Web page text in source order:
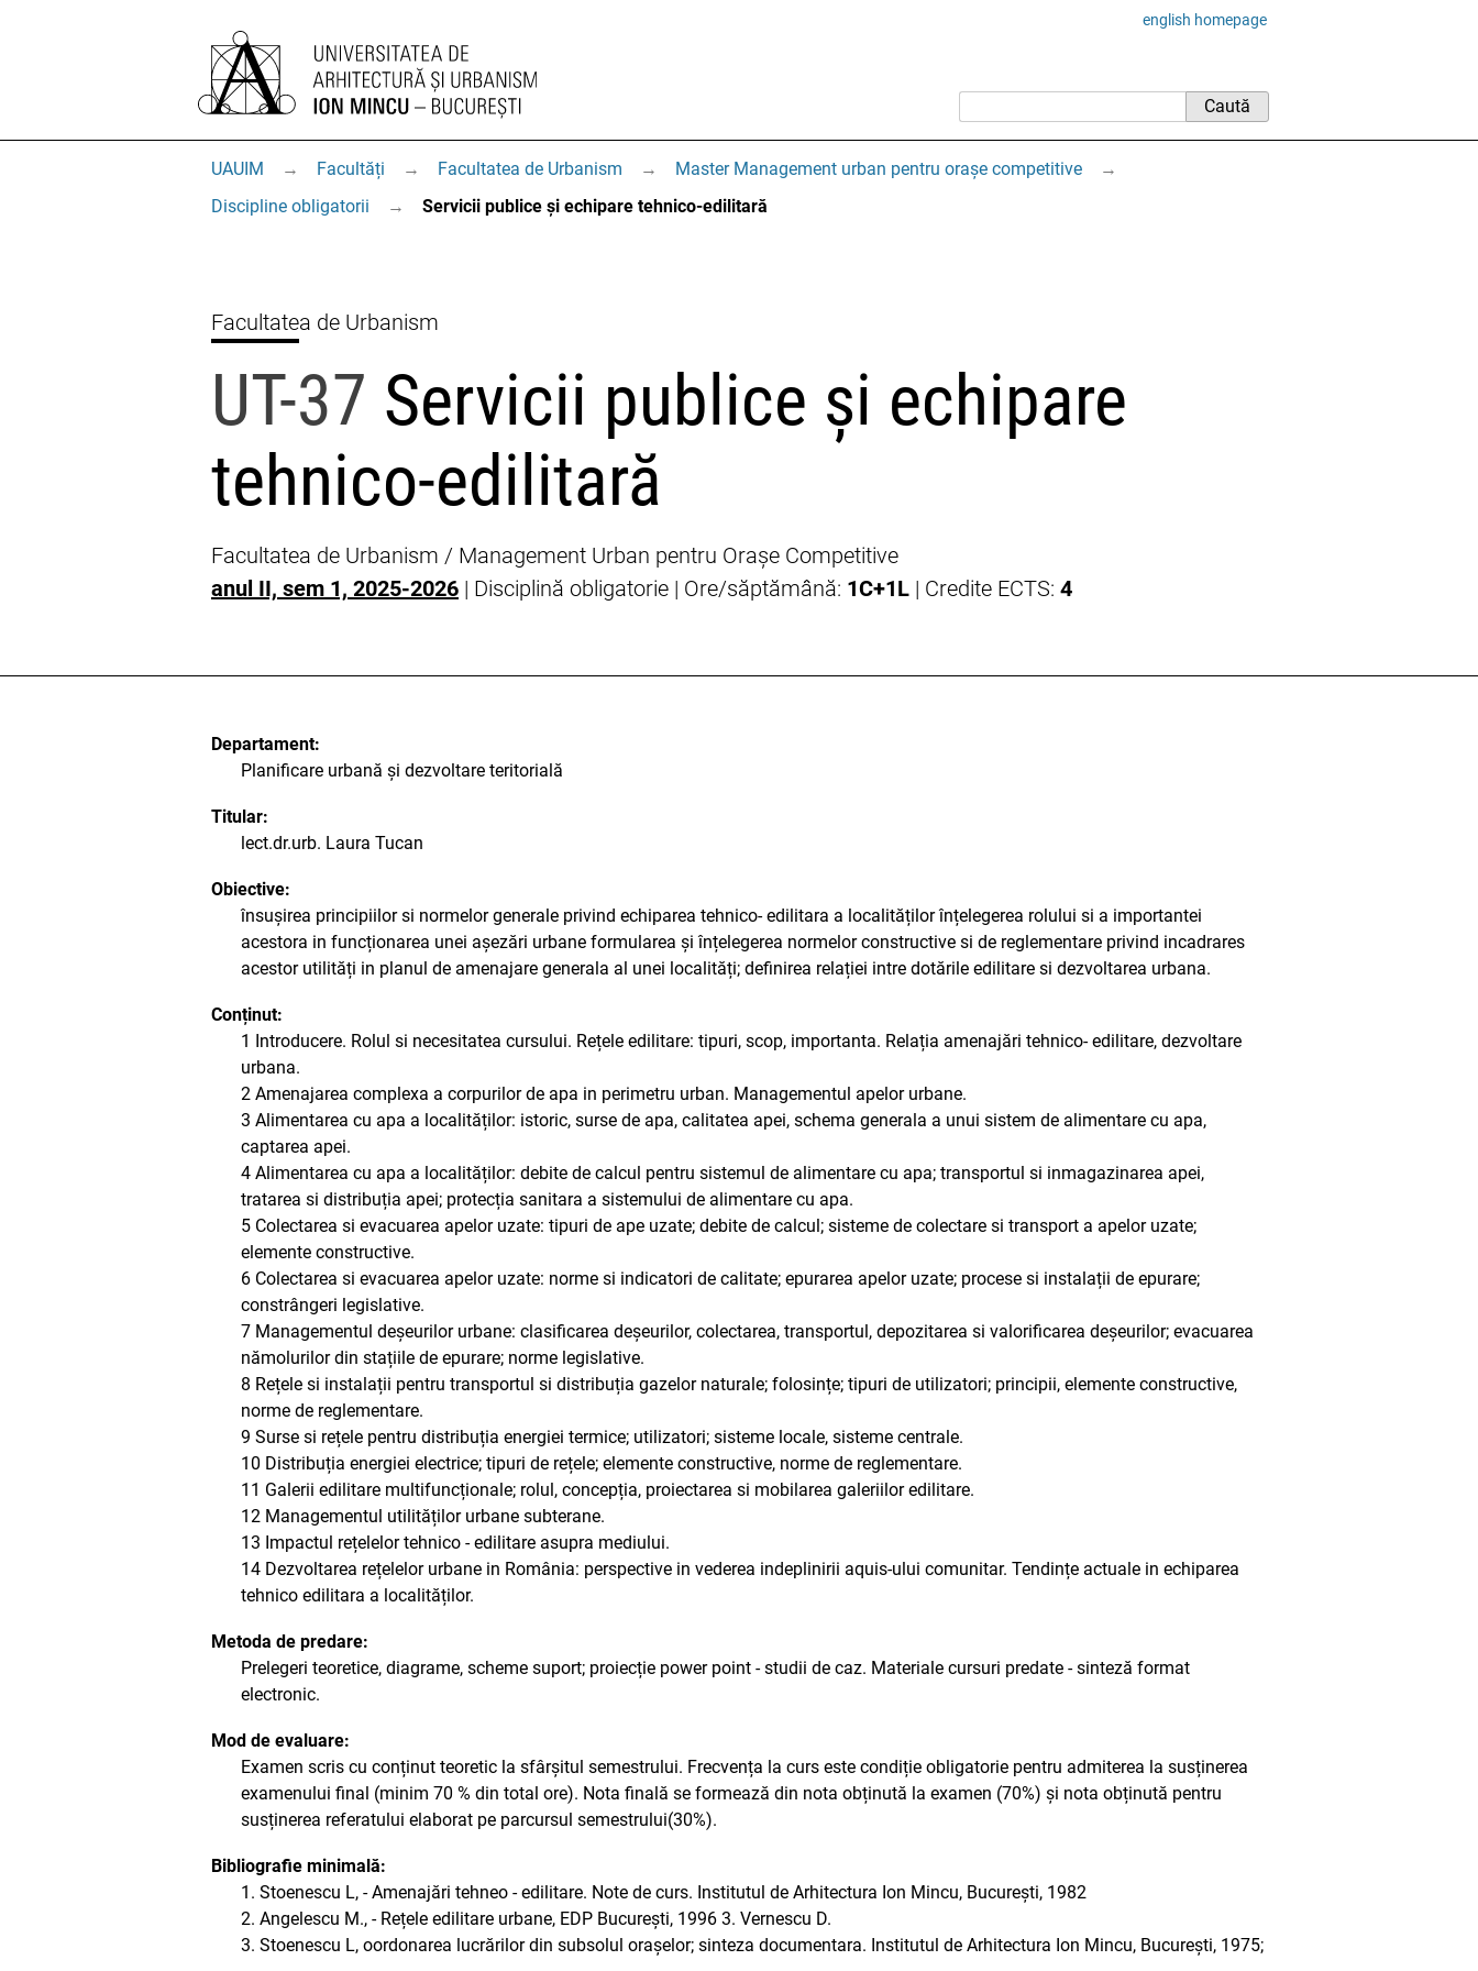
english homepage
UAUIM → Facultăți → Facultatea de Urbanism → Master Management urban pentru orașe competitive
→
Discipline obligatorii
→ Servicii publice și echipare tehnico-edilitară
Facultatea de Urbanism
UT-37 Servicii publice și echipare
tehnico-edilitară
Facultatea de Urbanism / Management Urban pentru Orașe Competitive
anul II, sem 1, 2025-2026 | Disciplină obligatorie | Ore/săptămână: 1C+1L | Credite ECTS: 4
Departament:
Planificare urbană și dezvoltare teritorială
Titular:
lect.dr.urb. Laura Tucan
Obiective:
însușirea principiilor si normelor generale privind echiparea tehnico- edilitara a localităților înțelegerea rolului si a importantei
acestora in funcționarea unei așezări urbane formularea și înțelegerea normelor constructive si de reglementare privind incadrares
acestor utilități in planul de amenajare generala al unei localități; definirea relației intre dotările edilitare si dezvoltarea urbana.
Conținut:
1 Introducere. Rolul si necesitatea cursului. Rețele edilitare: tipuri, scop, importanta. Relația amenajări tehnico- edilitare, dezvoltare
urbana.
2 Amenajarea complexa a corpurilor de apa in perimetru urban. Managementul apelor urbane.
3 Alimentarea cu apa a localităților: istoric, surse de apa, calitatea apei, schema generala a unui sistem de alimentare cu apa,
captarea apei.
4 Alimentarea cu apa a localităților: debite de calcul pentru sistemul de alimentare cu apa; transportul si inmagazinarea apei,
tratarea si distribuția apei; protecția sanitara a sistemului de alimentare cu apa.
5 Colectarea si evacuarea apelor uzate: tipuri de ape uzate; debite de calcul; sisteme de colectare si transport a apelor uzate;
elemente constructive.
6 Colectarea si evacuarea apelor uzate: norme si indicatori de calitate; epurarea apelor uzate; procese si instalații de epurare;
constrângeri legislative.
7 Managementul deșeurilor urbane: clasificarea deșeurilor, colectarea, transportul, depozitarea si valorificarea deșeurilor; evacuarea
nămolurilor din stațiile de epurare; norme legislative.
8 Rețele si instalații pentru transportul si distribuția gazelor naturale; folosințe; tipuri de utilizatori; principii, elemente constructive,
norme de reglementare.
9 Surse si rețele pentru distribuția energiei termice; utilizatori; sisteme locale, sisteme centrale.
10 Distribuția energiei electrice; tipuri de rețele; elemente constructive, norme de reglementare.
11 Galerii edilitare multifuncționale; rolul, concepția, proiectarea si mobilarea galeriilor edilitare.
12 Managementul utilităților urbane subterane.
13 Impactul rețelelor tehnico - edilitare asupra mediului.
14 Dezvoltarea rețelelor urbane in România: perspective in vederea indeplinirii aquis-ului comunitar. Tendințe actuale in echiparea
tehnico edilitara a localităților.
Metoda de predare:
Prelegeri teoretice, diagrame, scheme suport; proiecție power point - studii de caz. Materiale cursuri predate - sinteză format
electronic.
Mod de evaluare:
Examen scris cu conținut teoretic la sfârșitul semestrului. Frecvența la curs este condiție obligatorie pentru admiterea la susținerea
examenului final (minim 70 % din total ore). Nota finală se formează din nota obținută la examen (70%) și nota obținută pentru
susținerea referatului elaborat pe parcursul semestrului(30%).
Bibliografie minimală:
1. Stoenescu L, - Amenajări tehneo - edilitare. Note de curs. Institutul de Arhitectura Ion Mincu, București, 1982
2. Angelescu M., - Rețele edilitare urbane, EDP București, 1996 3. Vernescu D.
3. Stoenescu L, oordonarea lucrărilor din subsolul orașelor; sinteza documentara. Institutul de Arhitectura Ion Mincu, București, 1975;